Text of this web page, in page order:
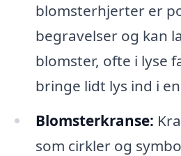
blomsterhjerter er
begravelser og kan
blomster, ofte i lyse
bringe lidt lys ind i
Blomsterkranse:
som cirkler og